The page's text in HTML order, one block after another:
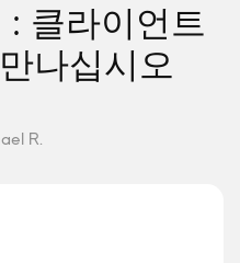
클라이언트
나십시오